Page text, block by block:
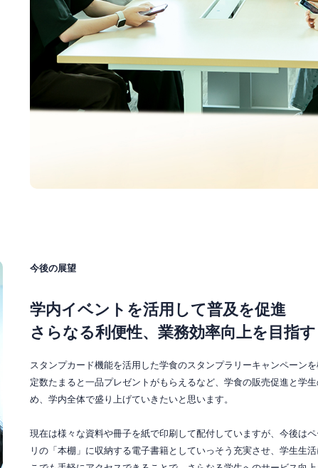
今後の展望
学内イベントを活用して普及を促進
さらなる利便性、業務効率向上を目指す
スタンプカード機能を活用した学食のスタンプラリーキャンペーン
定数たまると一品プレゼントがもらえるなど、学食の販売促進と学
め、学内全体で盛り上げていきたいと思います。
現在は様々な資料や冊子を紙で印刷して配付していますが、今後は
リの「本棚」に収納する電子書籍としていっそう充実させ、学生生